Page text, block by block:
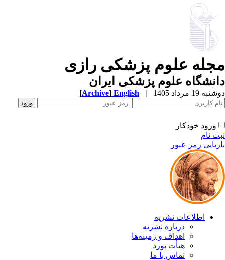
علوم پزشکی رازی
علوم پزشکی ایران
19 مرداد 1405 |
English
[Archive]
ورود خودکار
نام
رمز عبور
اطلاعات نشریه
درباره نشریه
اهداف و زمینه‌ها
هیأت بورد
تماس با ما